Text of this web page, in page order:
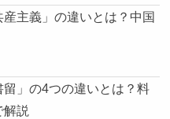
産主義」の違いとは？中国
留」の4つの違いとは？料
解説